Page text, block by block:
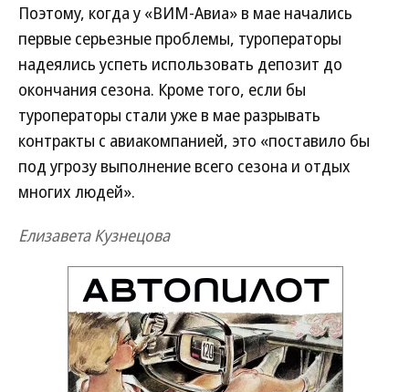
Поэтому, когда у «ВИМ-Авиа» в мае начались
первые серьезные проблемы, туроператоры
надеялись успеть использовать депозит до
окончания сезона. Кроме того, если бы
туроператоры стали уже в мае разрывать
контракты с авиакомпанией, это «поставило бы
под угрозу выполнение всего сезона и отдых
многих людей».
Елизавета Кузнецова